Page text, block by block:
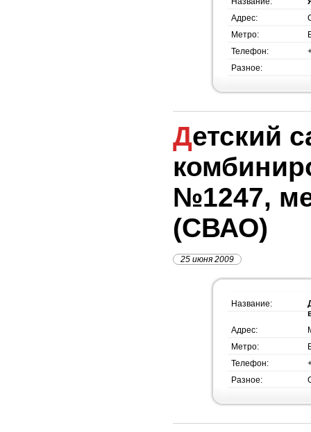
Адрес:
Метро:
Телефон:
Разное:
Детский сад
№1247,
(СВАО)
25 июня 2009
Название:
Адрес:
Метро:
Телефон:
Разное: